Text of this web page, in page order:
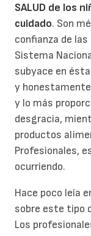
SALUD de los
cuidado. Son
confianza de
Sistema
subyace en
y
y lo más
desgracia,
productos
Profesionales,
ocurriendo.
Hace poco leía
sobre este tipo
Los